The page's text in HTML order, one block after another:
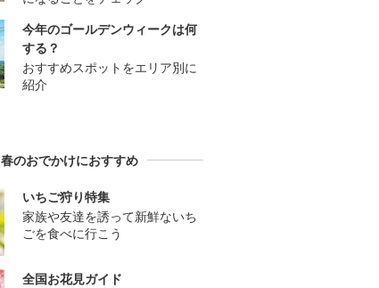
今年のゴールデンウィークは何
する？
おすすめスポットをエリア別に
紹介
春のおでかけにおすすめ
いちご狩り特集
家族や友達を誘って新鮮ないち
ごを食べに行こう
全国お花見ガイド